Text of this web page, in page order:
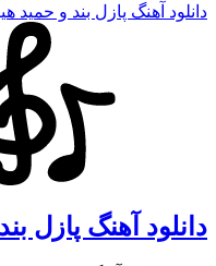
دانلود آهنگ پازل بند و حمید
دانلود آهنگ پازل